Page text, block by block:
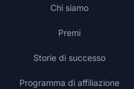
Chi siamo
Premi
Storie di successo
Programma di affiliazione